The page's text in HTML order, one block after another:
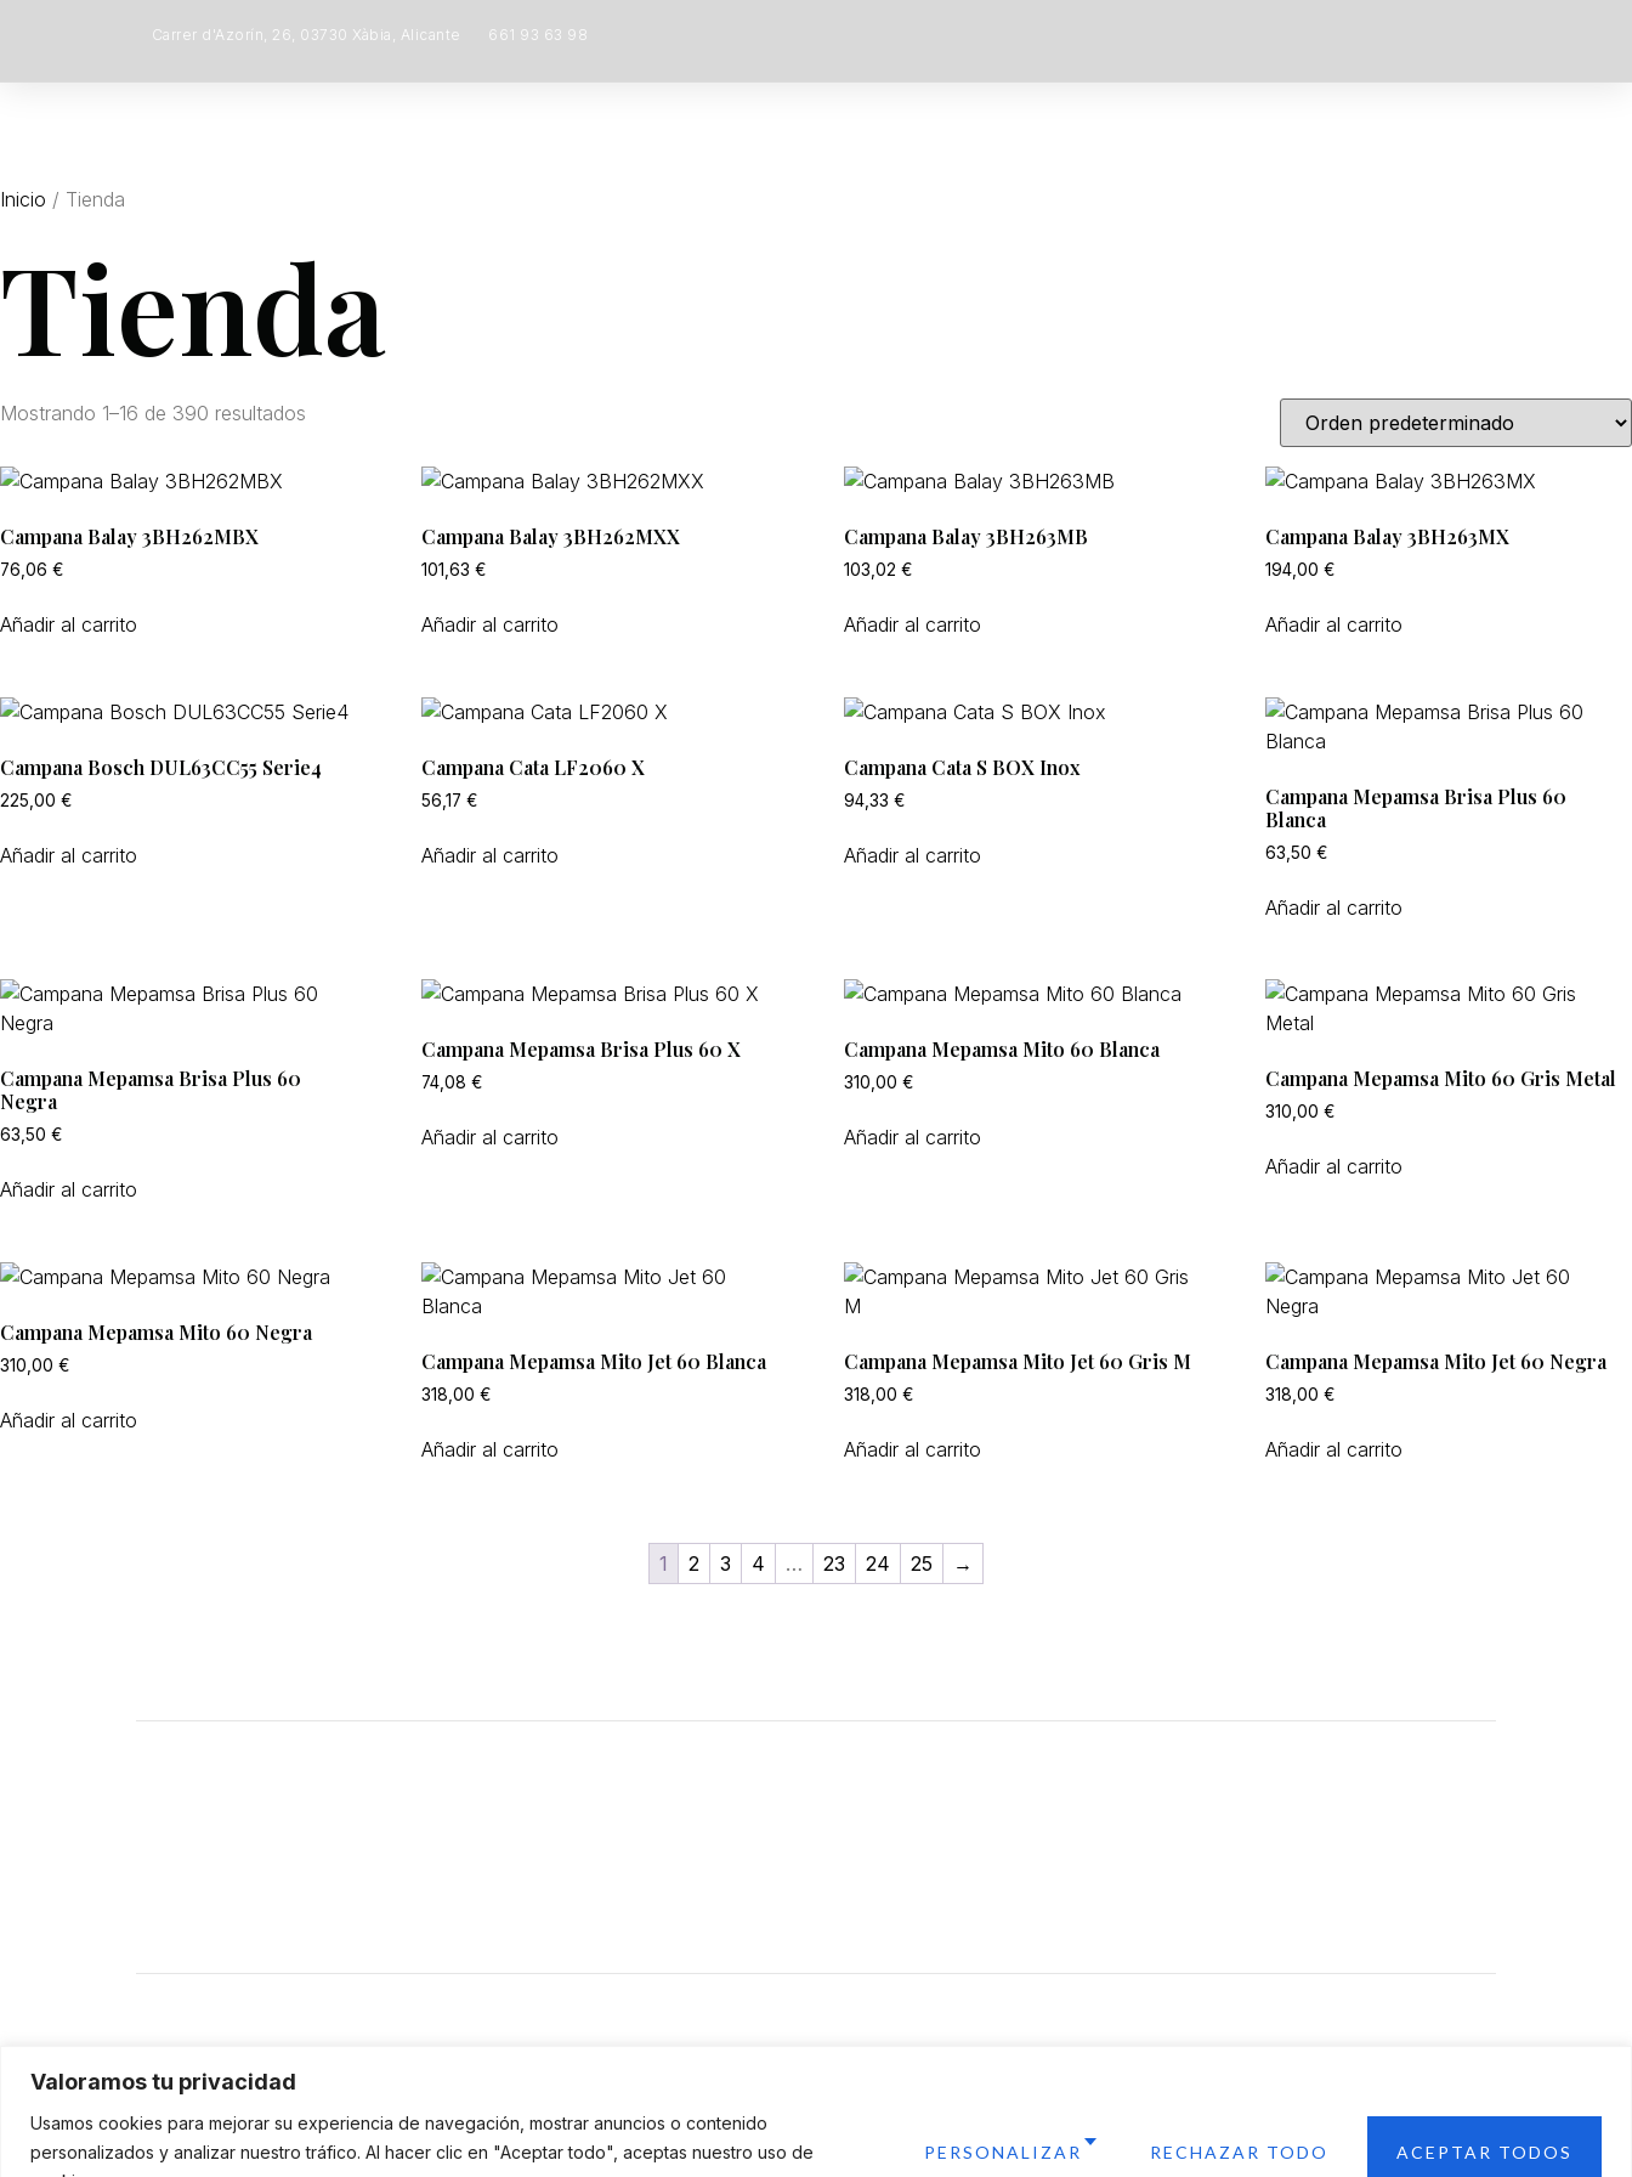
Valoramos tu privacidad
Usamos cookies para mejorar su experiencia de navegación, mostrar anuncios o contenido
personalizados y analizar nuestro tráfico. Al hacer clic en "Aceptar todo", aceptas nuestro uso de
PERSONALIZAR RECHAZAR TODO ACEPTAR TODOS
Carrer d'Azorín, 26, 03730 Xàbia, Alicante 661 93 63 98
Inicio / Tienda
Tienda
Mostrando 1–16 de 390 resultados
Campana Balay 3BH262MBX
76,06 €
Añadir al carrito
Campana Balay 3BH262MXX
101,63€
Añadir al carrito
Campana Balay 3BH263MB
103,02 €
Añadir al carrito
Campana Balay 3BH263MX
194,00€
Añadir al carrito
Campana Bosch DUL63CC55 Serie4
225,00 €
Añadir al carrito
Campana Cata LF2060 X
56,17€
Añadir al carrito
Campana Cata S BOX Inox
94,33 €
Añadir al carrito
Campana Mepamsa Brisa Plus 60
Blanca
63,50€
Añadir al carrito
Campana Mepamsa Brisa Plus 60
Negra
63,50 €
Añadir al carrito
Campana Mepamsa Brisa Plus 60 X
74,08€
Añadir al carrito
Campana Mepamsa Mito 60 Blanca
310,00 €
Añadir al carrito
Campana Mepamsa Mito 60 Gris Metal
310,00€
Añadir al carrito
Campana Mepamsa Mito 60 Negra
310,00 €
Añadir al carrito
Campana Mepamsa Mito Jet 60 Blanca
318,00€
Añadir al carrito
Campana Mepamsa Mito Jet 60 Gris M
318,00 €
Añadir al carrito
Campana Mepamsa Mito Jet 60 Negra
318,00€
Añadir al carrito
1 2 3 4 … 23 24 25 →
opiniones expresadas son únicamente los del autor o autores y no reflejan necesariamente
los de la Unión Europea o la Comisión Europea. Ni la Unión Europea ni la Comisión Europea
pueden ser consideradas responsables de las mismas.